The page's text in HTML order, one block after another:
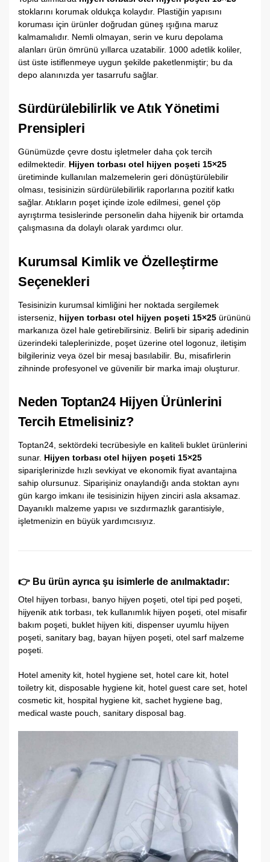
stoklarını korumak oldukça kolaydır. Plastiğin yapısını
koruması için ürünler doğrudan güneş ışığına maruz
kalmamalıdır. Nemli olmayan, serin ve kuru depolama
alanları ürün ömrünü yıllarca uzatabilir. 1000 adetlik koliler,
üst üste istiflenmeye uygun şekilde paketlenmiştir; bu da
depo alanınızda yer tasarrufu sağlar.
Sürdürülebilirlik ve Atık Yönetimi
Prensipleri
Günümüzde çevre dostu işletmeler daha çok tercih
edilmektedir. Hijyen torbası otel hijyen poşeti 15×25
üretiminde kullanılan malzemelerin geri dönüştürülebilir
olması, tesisinizin sürdürülebilirlik raporlarına pozitif katkı
sağlar. Atıkların poşet içinde izole edilmesi, genel çöp
ayrıştırma tesislerinde personelin daha hijyenik bir ortamda
çalışmasına da dolaylı olarak yardımcı olur.
Kurumsal Kimlik ve Özelleştirme
Seçenekleri
Tesisinizin kurumsal kimliğini her noktada sergilemek
isterseniz, hijyen torbası otel hijyen poşeti 15×25 ürününü
markanıza özel hale getirebilirsiniz. Belirli bir sipariş adedinin
üzerindeki taleplerinizde, poşet üzerine otel logonuz, iletişim
bilgileriniz veya özel bir mesaj basılabilir. Bu, misafirlerin
zihninde profesyonel ve güvenilir bir marka imajı oluşturur.
Neden Toptan24 Hijyen Ürünlerini
Tercih Etmelisiniz?
Toptan24, sektördeki tecrübesiyle en kaliteli buklet ürünlerini
sunar. Hijyen torbası otel hijyen poşeti 15×25
siparişlerinizde hızlı sevkiyat ve ekonomik fiyat avantajına
sahip olursunuz. Siparişiniz onaylandığı anda stoktan aynı
gün kargo imkanı ile tesisinizin hijyen zinciri asla aksamaz.
Dayanıklı malzeme yapısı ve sızdırmazlık garantisiyle,
işletmenizin en büyük yardımcısıyız.
👉 Bu ürün ayrıca şu isimlerle de anılmaktadır:
Otel hijyen torbası, banyo hijyen poşeti, otel tipi ped poşeti,
hijyenik atık torbası, tek kullanımlık hijyen poşeti, otel misafir
bakım poşeti, buklet hijyen kiti, dispenser uyumlu hijyen
poşeti, sanitary bag, bayan hijyen poşeti, otel sarf malzeme
poşeti.
Hotel amenity kit, hotel hygiene set, hotel care kit, hotel
toiletry kit, disposable hygiene kit, hotel guest care set, hotel
cosmetic kit, hospital hygiene kit, sachet hygiene bag,
medical waste pouch, sanitary disposal bag.